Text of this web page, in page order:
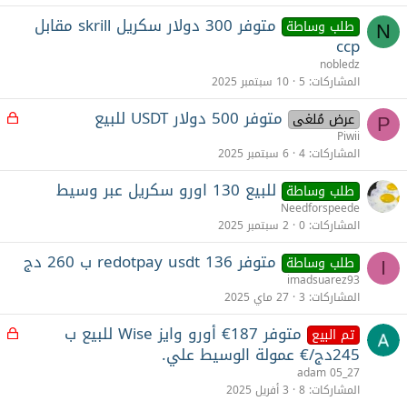
N طلب وساطة متوفر 300 دولار سكريل skrill مقابل
ccp
nobledz
المشاركات 5 10 سبتمبر 2025
P م عرض مُلغى متوفر 500 دولار USDT للبيع
Piwii
المشاركات 4 6 سبتمبر 2025
طلب وساطة للبيع 130 اورو سكريل عبر وسيط
Needforspeede
المشاركات 0 2 سبتمبر 2025
I طلب وساطة متوفر 136 redotpay usdt ب 260 دج
imadsuarez93
المشاركات 3 27 ماي 2025
م تم البيع متوفر 187€ أورو وايز Wise للبيع ب
245دج/€ عمولة الوسيط علي.
adam 05_27
المشاركات 8 3 أفريل 2025